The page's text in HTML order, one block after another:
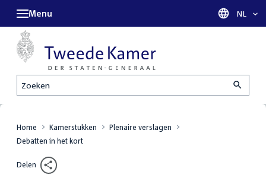
Zoeken
Menu Taal
NL
Home Kamerstukken
Plenaire verslagen
Debatten in het kort
Delen